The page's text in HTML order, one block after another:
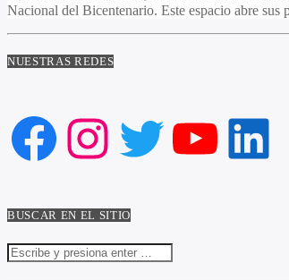
Nacional del Bicentenario. Este espacio abre
NUESTRAS REDES
Facebook
Instagram
Twitter
BUSCAR EN EL SITIO